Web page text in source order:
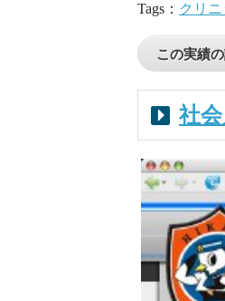
Tags： クリ
この実績
社